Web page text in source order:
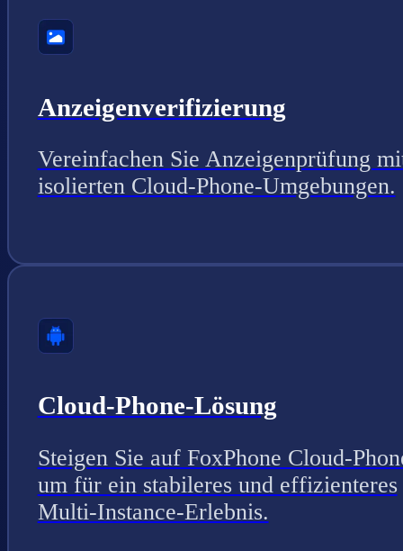
Anzeigenverifizierung
Vereinfachen Sie Anzeigenprüfung
isolierten Cloud-Phone-Umgebungen.
Cloud-Phone-Lösung
Steigen Sie auf FoxPhone Cloud-
um für ein stabileres und effizienteres
Multi-Instance-Erlebnis.